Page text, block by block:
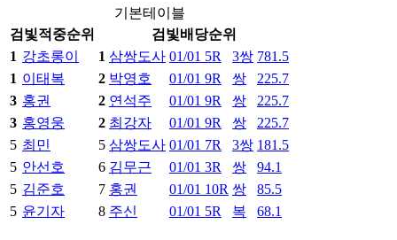
기본테이블
검빛적중순위 검빛배당순위
1 강초롱이 1 삼쌍도사 01/01 5R 3쌍 781.5
1 이태복 2 박영호 01/01 9R 쌍
225.7
3 홍권 2 연석주 01/01 9R 쌍
225.7
3 홍영웅 2 최강자 01/01 9R 쌍
225.7
5 최민 5 삼쌍도사 01/01 7R 3쌍 181.5
5 안선호 6 김무근 01/01 3R 쌍
94.1
5 김준호 7 홍권 01/01 10R 쌍
85.5
5 윤기자 8 주신 01/01 5R 복 68.1